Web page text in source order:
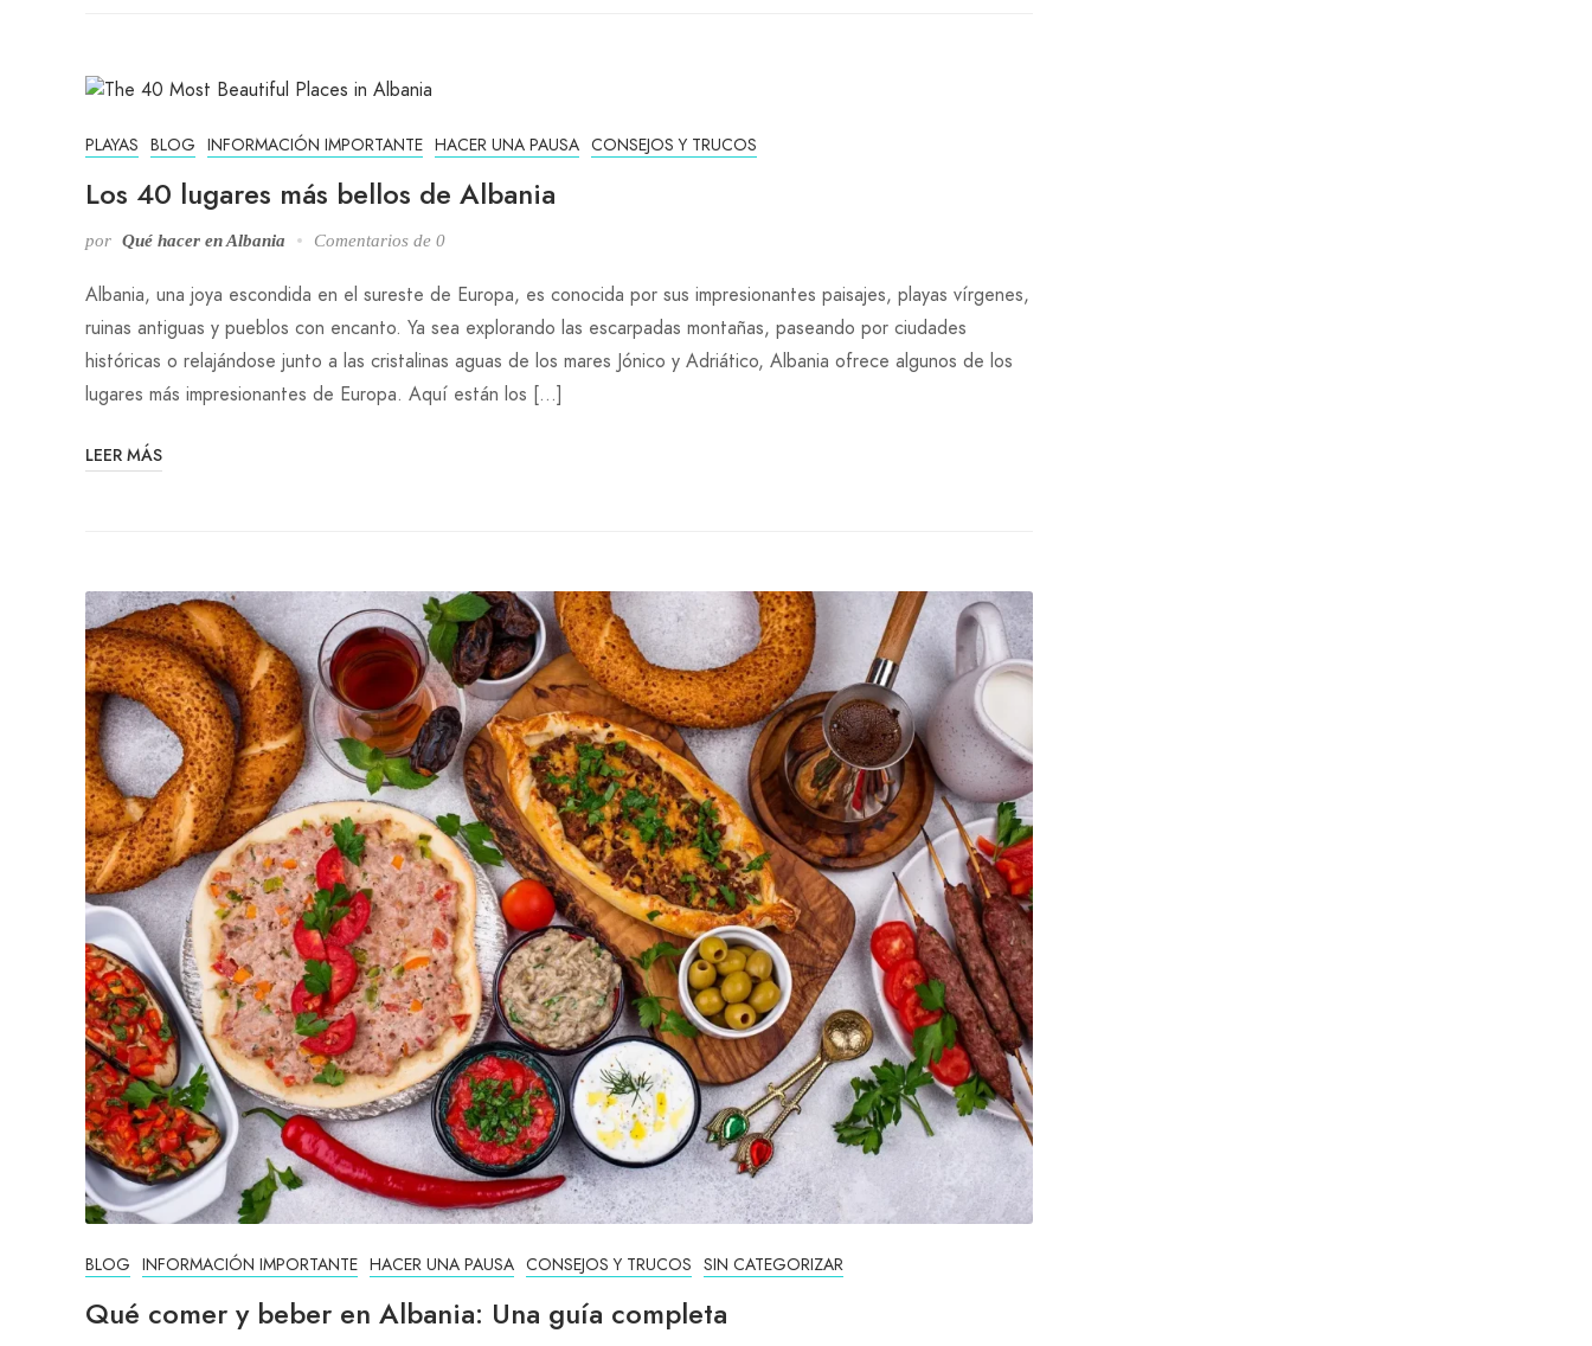
PLAYAS BLOG INFORMACIÓN IMPORTANTE HACER UNA PAUSA CONSEJOS Y TRUCOS
Los 40 lugares más bellos de Albania
por Qué hacer en Albania Comentarios de 0
Albania, una joya escondida en el sureste de Europa, es conocida por sus impresionantes paisajes, playas vírgenes,
ruinas antiguas y pueblos con encanto. Ya sea explorando las escarpadas montañas, paseando por ciudades
históricas o relajándose junto a las cristalinas aguas de los mares Jónico y Adriático, Albania ofrece algunos de los
lugares más impresionantes de Europa. Aquí están los […]
LEER MÁS
BLOG INFORMACIÓN IMPORTANTE HACER UNA PAUSA CONSEJOS Y TRUCOS SIN CATEGORIZAR
Qué comer y beber en Albania: Una guía completa